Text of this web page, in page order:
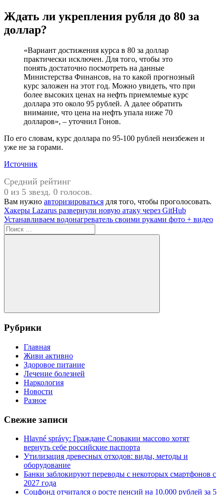
Ждать ли укрепления рубля до 80 за
доллар?
«Вариант достижения курса в 80 за доллар
практически исключен. Для того, чтобы это
понять достаточно посмотреть на данные
Министерства Финансов, на то какой прогнозный
курс заложен на этот год. Можно увидеть, что при
более высоких ценах на нефть приемлемые курс
доллара это около 95 рублей. А далее обратить
внимание, что цена на нефть упала ниже 70
долларов», – уточнил Гонов.
По его словам, курс доллара по 95-100 рублей неизбежен и
уже не за горами.
Источник
Средний рейтинг
0 из 5 звезд. 0 голосов.
Вам нужно авторизироваться для того, чтобы проголосовать.
Навигация
по
записям
Предыдущая
запись:
Хакеры Lazarus развернули новую атаку через GitHub
Следующая
запись:
Устанавливаем водонагреватель своими руками фото + видео
Поиск
для:
Поиск
Рубрики
Главная
Живи активно
Здоровое питание
Лечение болезней
Наркология
Новости
Разное
Свежие записи
Hlavné správy: Граждане Словакии массово хотят
вернуть себе российские паспорта
Утилизация древесных отходов: виды, методы и
оборудование
Банки заблокируют переводы с некоторых смартфонов с
2027 года
Соцфонд отчитался о росте пенсий на 10.000 рублей за 5